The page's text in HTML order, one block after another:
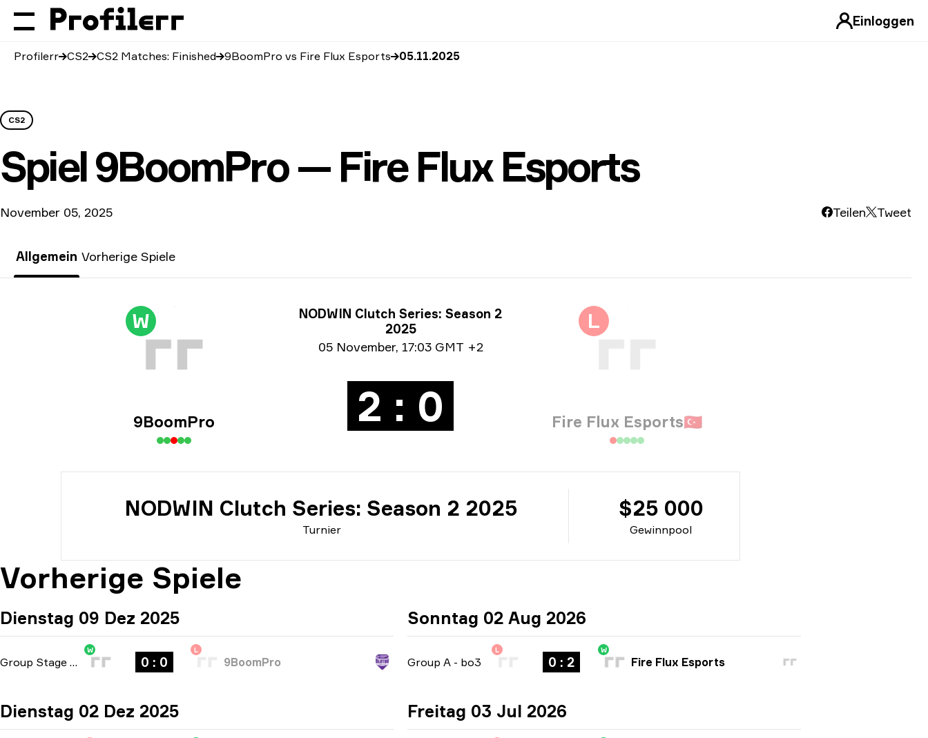
Einloggen
Profilerr CS2 CS2 Matches: Finished 9BoomPro vs Fire Flux Esports 05.11.2025
CS2
Spiel9BoomPro — Fire Flux Esports
November 05, 2025 Teilen Tweet
Allgemein Vorherige Spiele
Turnier-Informationen
NODWIN Clutch Series: Season 2
2025
Date info05 November, 17:03 GMT +2
W
9BoomPro 2 : 0
L
Fire Flux Esports🇹🇷
Turnier
NODWIN Clutch Series: Season 2 2025
Gewinnpool
$25 000
Vorherige Spiele
Dienstag 09 Dez 2025
Group Stage bo3
W
0 : 0
L
9BoomPro
Dienstag 02 Dez 2025
Sonntag 02 Aug 2026
Group A - bo3
L
0 : 2
W
Fire Flux Esports
Freitag 03 Jul 2026